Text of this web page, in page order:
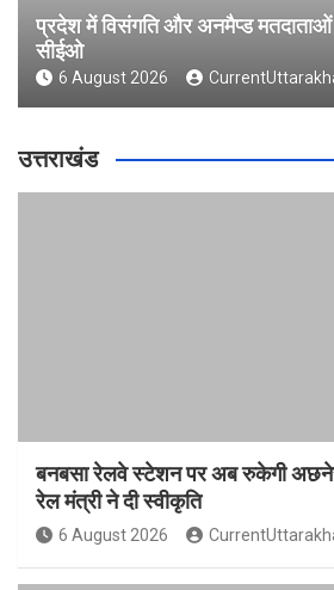
प्रदेश में विसंगति और अनमैप्ड मतदाताओं
सीईओ
6 August 2026
उत्तराखंड
बनबसा रेलवे स्टेशन पर अब रुकेगी
रेल मंत्री ने दी स्वीकृति
6 August 2026